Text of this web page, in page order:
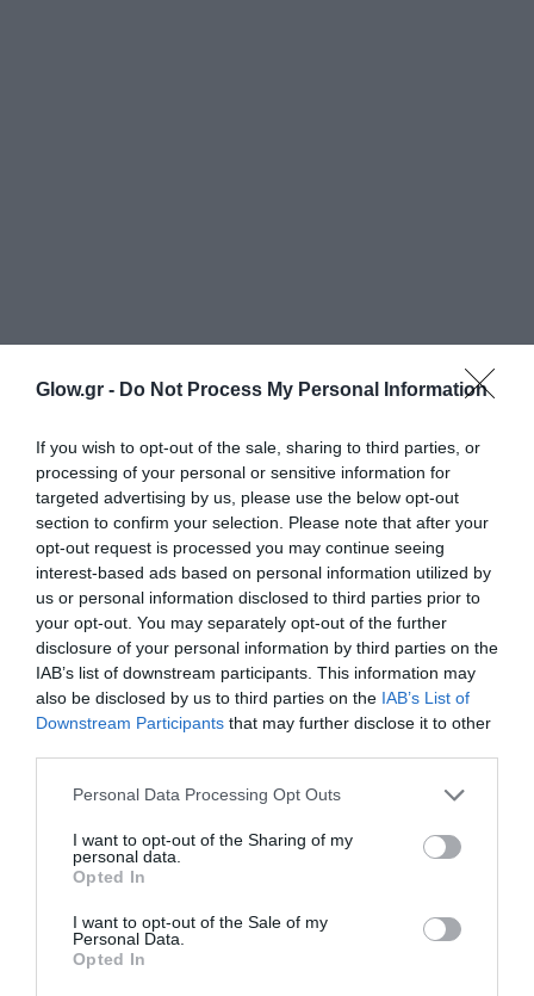
Glow.gr - Do Not Process My Personal Information
If you wish to opt-out of the sale, sharing to third parties, or
processing of your personal or sensitive information for
targeted advertising by us, please use the below opt-out
section to confirm your selection. Please note that after your
opt-out request is processed you may continue seeing
interest-based ads based on personal information utilized by
us or personal information disclosed to third parties prior to
your opt-out. You may separately opt-out of the further
disclosure of your personal information by third parties on the
IAB’s list of downstream participants. This information may
also be disclosed by us to third parties on the IAB’s List of
Downstream Participants that may further disclose it to other
Personal Data Processing Opt Outs
I want to opt-out of the Sharing of my
personal data.
Opted In
I want to opt-out of the Sale of my
Personal Data.
Opted In